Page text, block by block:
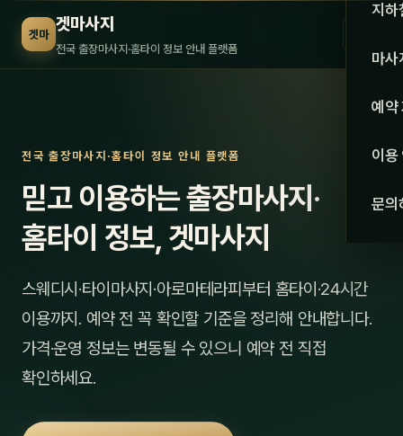
겟마 겟마사지
전국 출장마사지·홈타이 정보 안내 플랫폼 서울
강원·
강원
지하
마사
관리
스
예약
이용
문의
전국 출장마사지·홈타이 정보 안내 플랫폼
믿고 이용하는 출장마사지·
홈타이 정보, 겟마사지
스웨디시·타이마사지·아로마테라피부터 홈타이·24시간
이용까지. 예약 전 꼭 확인할 기준을 정리해 안내합니다.
가격·운영 정보는 변동될 수 있으니 예약 전 직접
확인하세요.